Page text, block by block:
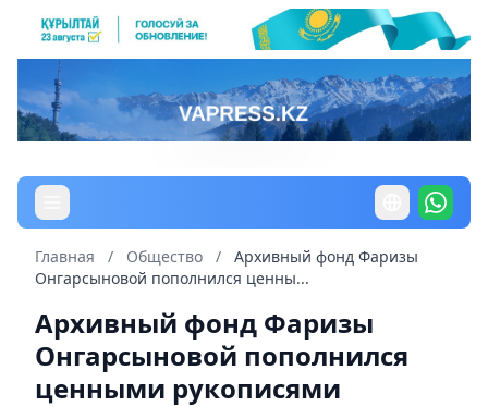
Главная / Общество /
Архивный фонд Фаризы
Онгарсыновой пополнился ценны...
Архивный фонд Фаризы
Онгарсыновой пополнился
ценными рукописями